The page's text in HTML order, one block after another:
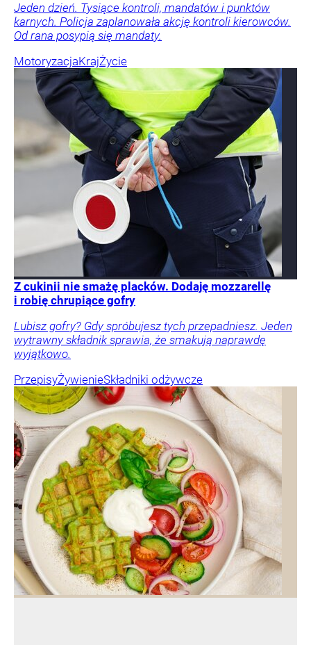
Jeden dzień. Tysiące kontroli, mandatów i punktów
karnych. Policja zaplanowała akcję kontroli kierowców.
Od rana posypią się mandaty.
MotoryzacjaKrajŻycie
Z cukinii nie smażę placków. Dodaję mozzarellę
i robię chrupiące gofry
Lubisz gofry? Gdy spróbujesz tych przepadniesz. Jeden
wytrawny składnik sprawia, że smakują naprawdę
wyjątkowo.
PrzepisyŻywienieSkładniki odżywcze